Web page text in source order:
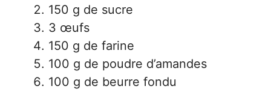
150 g de sucre
3 œufs
150 g de farine
100 g de poudre d’amandes
100 g de beurre fondu